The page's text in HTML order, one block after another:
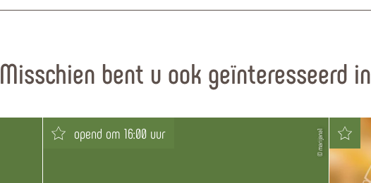
Misschien bent u ook geïnteresseerd in
© marijana1
opend om 16:00 uur